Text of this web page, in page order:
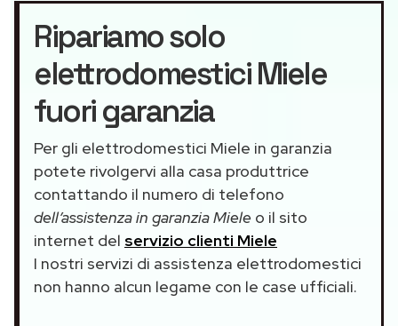
Ripariamo solo
elettrodomestici Miele
fuori garanzia
Per gli elettrodomestici Miele in garanzia
potete rivolgervi alla casa produttrice
contattando il numero di telefono
dell’assistenza in garanzia Miele o il sito
internet del servizio clienti Miele
I nostri servizi di assistenza elettrodomestici
non hanno alcun legame con le case ufficiali.